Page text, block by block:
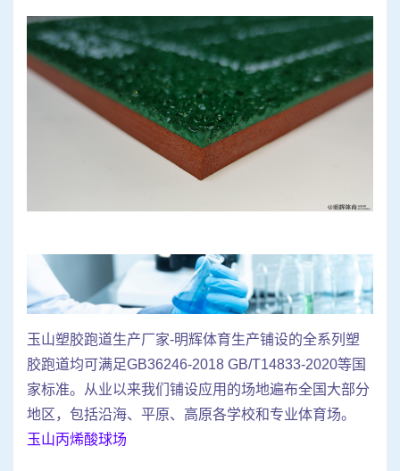
玉山塑胶跑道生产厂家-明辉体育生产铺设的全系列塑
胶跑道均可满足GB36246-2018 GB/T14833-2020等国
家标准。从业以来我们铺设应用的场地遍布全国大部分
地区，包括沿海、平原、高原各学校和专业体育场。
玉山丙烯酸球场